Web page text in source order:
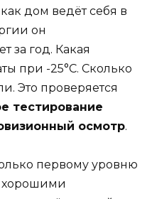
дом ведёт себя в
он
за год. Какая
при -25°C. Сколько
Это проверяется
тестирование
осмотр.
первому уровню
хорошими